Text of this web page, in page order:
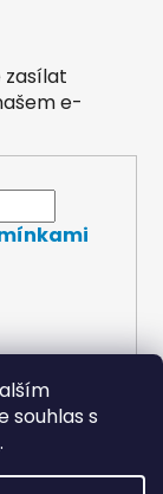
souhlas s
.
zasílat
e-